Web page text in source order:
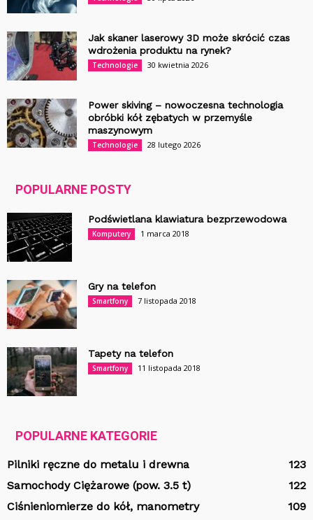
Jak skaner laserowy 3D może skrócić czas
wdrożenia produktu na rynek?
Technologie 30 kwietnia 2026
Power skiving – nowoczesna technologia
obróbki kół zębatych w przemyśle
maszynowym
Technologie 28 lutego 2026
POPULARNE POSTY
Podświetlana klawiatura bezprzewodowa
Komputery 1 marca 2018
Gry na telefon
Smartfony 7 listopada 2018
Tapety na telefon
Smartfony 11 listopada 2018
POPULARNE KATEGORIE
Pilniki ręczne do metalu i drewna
123
Samochody Ciężarowe (pow. 3.5 t)
122
Ciśnieniomierze do kół, manometry
109